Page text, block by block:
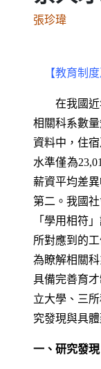
張珍瑋
【教育制
在我國
相關科系數
資料中，住
水準僅為
薪資平均差
第二。我國
「學用相符
所對應到的
為瞭解相關
具備完善育
立大學、三
究發現與具體
一、研究發現